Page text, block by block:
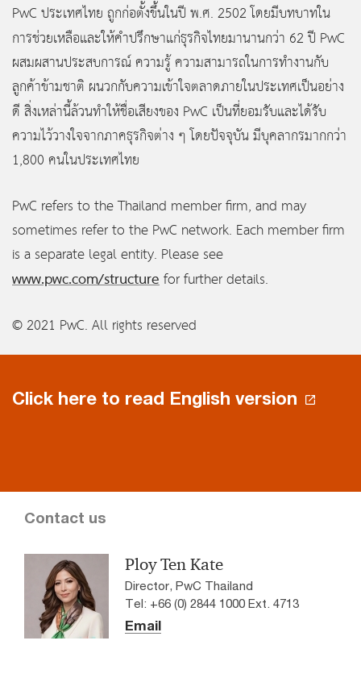
PwC ประเทศไทย ถูกก่อตั้งขึ้นในปี พ.ศ. 2502 โดยมีบทบาทใน
การช่วยเหลือและให้คำปรึกษาแก่ธุรกิจไทยมานานกว่า 62 ปี PwC
ผสมผสานประสบการณ์ ความรู้ ความสามารถในการทำงานกับ
ลูกค้าข้ามชาติ ผนวกกับความเข้าใจตลาดภายในประเทศเป็นอย่าง
ดี สิ่งเหล่านี้ล้วนทำให้ชื่อเสียงของ PwC เป็นที่ยอมรับและได้รับ
ความไว้วางใจจากภาคธุรกิจต่าง ๆ โดยปัจจุบัน มีบุคลากรมากกว่า
1,800 คนในประเทศไทย
PwC refers to the Thailand member firm, and may
sometimes refer to the PwC network. Each member firm
is a separate legal entity. Please see
www.pwc.com/structurefor further details.
© 2021 PwC. All rights reserved
Click here to read English version
Contact us
Ploy Ten Kate
Director, PwC Thailand
Tel: +66 (0) 2844 1000 Ext. 4713
Email